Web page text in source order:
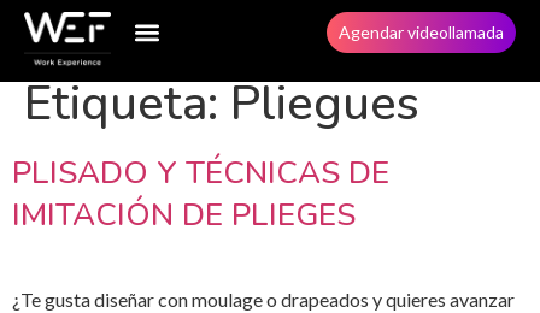
Agendar videollamada
Etiqueta:Pliegues
PLISADO Y TÉCNICAS DE
IMITACIÓN DE PLIEGES
¿Te gusta diseñar con moulage o drapeados y quieres avanzar